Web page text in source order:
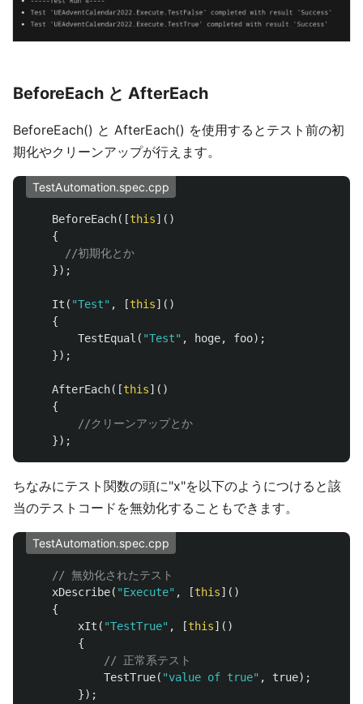
BeforeEach と AfterEach
BeforeEach() と AfterEach() を使用するとテスト前の初
期化やクリーンアップが行えます。
TestAutomation.spec.cpp
BeforeEach([this]()
{
//初期化とか
});
It ( "Test" , [this]()
{
TestEqual ( "Test" , hoge, foo);
});
AfterEach([this]()
{
//クリーンアップとか
});
ちなみにテスト関数の頭に"x"を以下のようにつけると該
当のテストコードを無効化することもできます。
TestAutomation.spec.cpp
// 無効化されたテスト
xDescribe( "Execute" , [this]()
{
xIt ( "TestTrue" , [this]()
{
// 正常系テスト
TestTrue( "value of true" , true);
});